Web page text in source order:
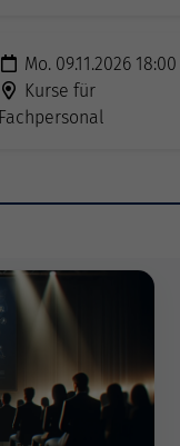
Mo. 09.11.2026 18:00
Kurse für
Fachpersonal